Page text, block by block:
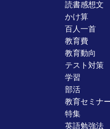
読書感想文
かけ算
百人一首
教育費
教育動向
テスト対策
学習
部活
教育セミナ
特集
英語勉強法